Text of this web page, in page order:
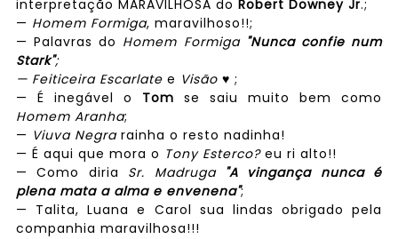
interpretação MARAVILHOSA do Robert Downey Jr.;
— Homem Formiga, maravilhoso!!;
— Palavras do Homem Formiga "Nunca confie num
Stark";
— Feiticeira Escarlatee Visão♥ ;
— É inegável o Tom se saiu muito bem como
Homem Aranha;
— Viuva Negrarainha o resto nadinha!
— É aqui que mora o Tony Esterco?eu ri alto!!
— Como diria Sr. Madruga
"A vingança nunca é
plena mata a alma e envenena";
— Talita, Luana e Carol sua lindas obrigado pela
companhia maravilhosa!!!